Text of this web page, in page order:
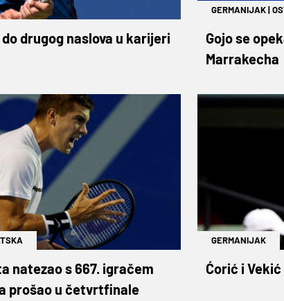
drugog naslova u karijeri
GERMANIJAK|
Gojo se
Marrakecha
natezao s 667. igračem
prošao u četvrtfinale
GERMANIJAK
Ćorić i